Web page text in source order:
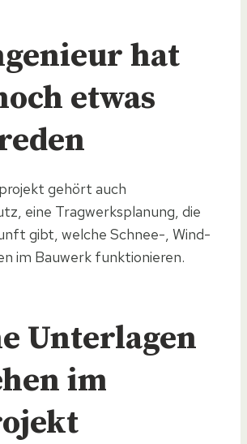
hat
etwas
gehört auch
eine Tragwerksplanung, die
gibt, welche Schnee-, Wind-
im Bauwerk funktionieren.
Unterlagen
im